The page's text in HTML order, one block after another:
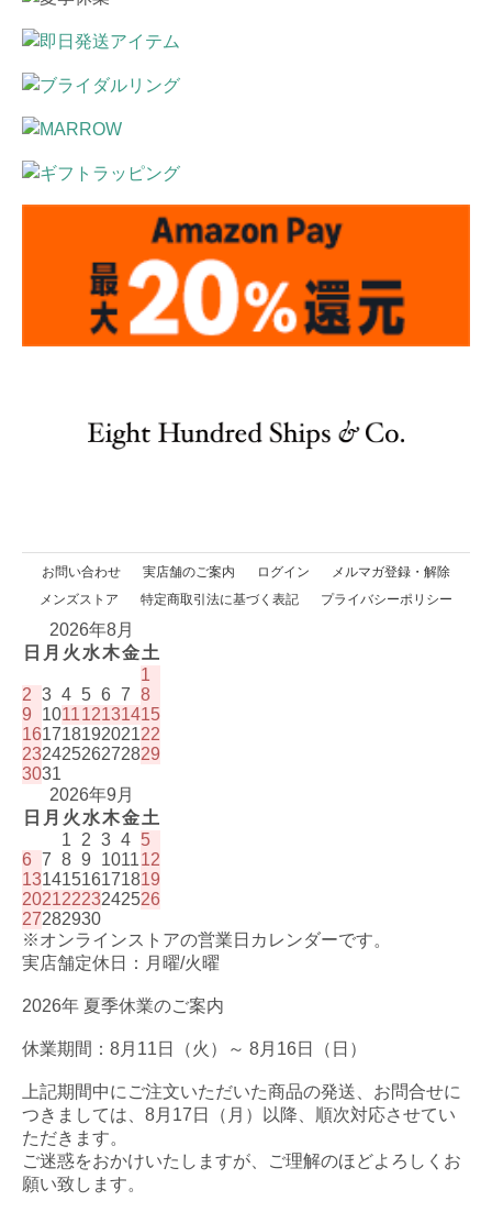
お問い合わせ 実店舗のご案内 ログイン
メルマガ登録・解除
メンズストア
特定商取引法に基づく表記 プライバシーポリシー
2026年8月
日 月 火 水木金土
1
2 3 4 5 6 7 8
9
101112131415
16171819202122
23242526272829
3031
2026年9月
日 月 火 水木金土
1
2 3 4 5
6 7 8 9 101112
13141516171819
20212223242526
27282930
※オンラインストアの営業日カレンダーです。
実店舗定休日：月曜/火曜
2026年 夏季休業のご案内
休業期間：8月11日（火）～ 8月16日（日）
上記期間中にご注文いただいた商品の発送、お問合せに
つきましては、8月17日（月）以降、順次対応させてい
ただきます。
ご迷惑をおかけいたしますが、ご理解のほどよろしくお
願い致します。